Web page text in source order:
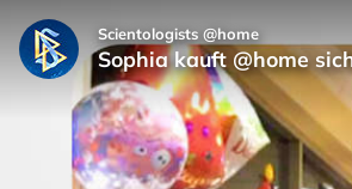
Scientologists @home
Sophia kauft @home